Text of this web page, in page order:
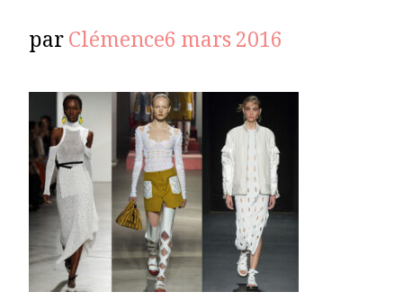
parClémence6 mars 2016